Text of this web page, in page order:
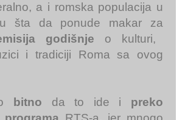
a i romska populacija u
šta da ponude makar za
godišnje o kulturi,
i tradiciji Roma sa ovog
bitno da to ide i preko